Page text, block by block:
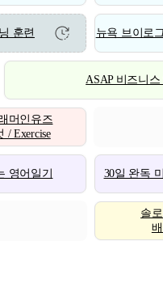
훈련 뉴욕 브이로
ASAP 비즈니스
머인유즈
/ Exercise
영어일기 30일 완독
솔